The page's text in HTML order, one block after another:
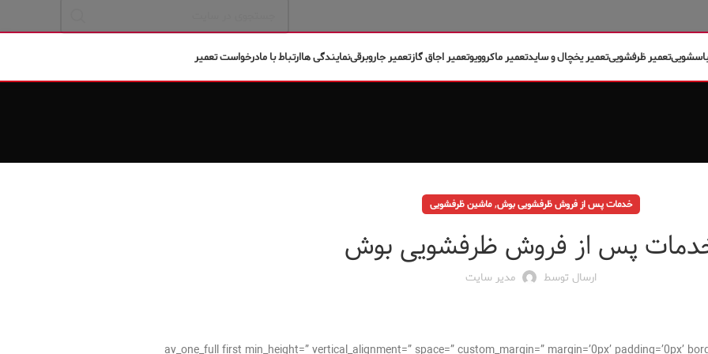
تعمیر ظرفشوییتعمیر یخچال و سایدتعمیر ماکروویوتعمیر اجاق گازتعمیر جاروبرقینمایندگی هاارتباط با مادرخواست تعمیر
خدمات پس از فروش ظرفشویی بوش,ماشین ظرفشویی
پس از فروش ظرفشویی بوش
ارسال توسط مدیر سایت